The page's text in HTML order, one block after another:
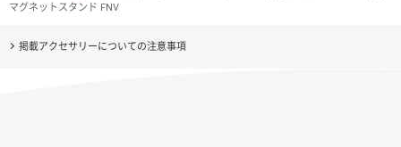
マグネットスタンド FNV
掲載アクセサリーについての注意事項